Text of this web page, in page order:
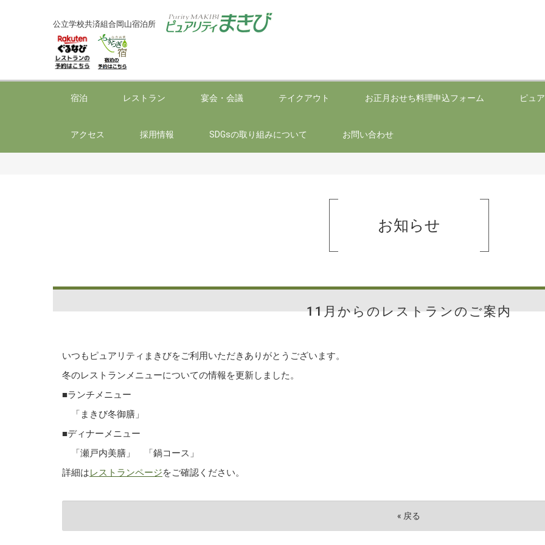
公立学校共済組合岡山宿泊所
宿泊 レストラン 宴会・会議 テイクアウト お正月おせち料理申込フォーム ピュ
アクセス 採用情報 SDGsの取り組みについて お問い合わせ
お知らせ
11月からのレストランのご案内
いつもピュアリティまきびをご利用いただきありがとうございます。
冬のレストランメニューについての情報を更新しました。
■ランチメニュー
「まきび冬御膳」
■ディナーメニュー
「瀬戸内美膳」 「鍋コース」
詳細はレストランページをご確認ください。
« 戻る